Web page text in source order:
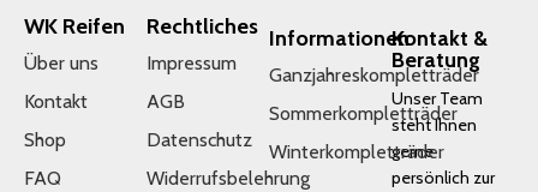
WK Reifen
Über uns
Kontakt
Shop
FAQ
Rechtliches
Impressum
AGB
Datenschutz
Widerrufsbelehrung
Informationen
Ganzjahreskompletträder
Sommerkompletträder
Winterkompletträder
Kontakt &
Beratung
Unser Team
steht Ihnen
gerne
persönlich zur